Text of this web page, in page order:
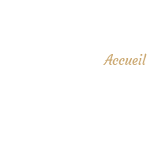
Accueil